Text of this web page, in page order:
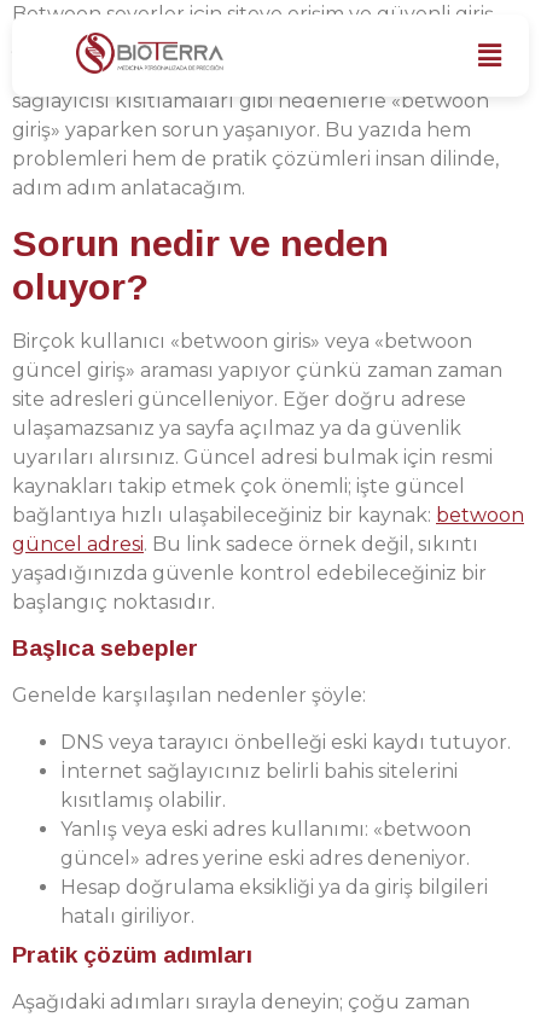
Betwoon severler için siteye erişim ve güvenli giriş
yapmak bazen can sıkıcı olabiliyor. Özellikle adres
değişiklikleri, tarayıcı önbelleği veya internet
sağlayıcısı kısıtlamaları gibi nedenlerle «betwoon
giriş» yaparken sorun yaşanıyor. Bu yazıda hem
problemleri hem de pratik çözümleri insan dilinde,
adım adım anlatacağım.
Sorun nedir ve neden
oluyor?
Birçok kullanıcı «betwoon giris» veya «betwoon
güncel giriş» araması yapıyor çünkü zaman zaman
site adresleri güncelleniyor. Eğer doğru adrese
ulaşamazsanız ya sayfa açılmaz ya da güvenlik
uyarıları alırsınız. Güncel adresi bulmak için resmi
kaynakları takip etmek çok önemli; işte güncel
bağlantıya hızlı ulaşabileceğiniz bir kaynak: betwoon
güncel adresi. Bu link sadece örnek değil, sıkıntı
yaşadığınızda güvenle kontrol edebileceğiniz bir
başlangıç noktasıdır.
Başlıca sebepler
Genelde karşılaşılan nedenler şöyle:
DNS veya tarayıcı önbelleği eski kaydı tutuyor.
İnternet sağlayıcınız belirli bahis sitelerini
kısıtlamış olabilir.
Yanlış veya eski adres kullanımı: «betwoon
güncel» adres yerine eski adres deneniyor.
Hesap doğrulama eksikliği ya da giriş bilgileri
hatalı giriliyor.
Pratik çözüm adımları
Aşağıdaki adımları sırayla deneyin; çoğu zaman